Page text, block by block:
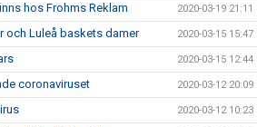
hos Frohms Reklam 2020-03-19 21:11
och Luleå baskets damer 2020-03-15 15:47
2020-03-15 12:44
coronaviruset 2020-03-12 20:09
2020-03-12 10:23